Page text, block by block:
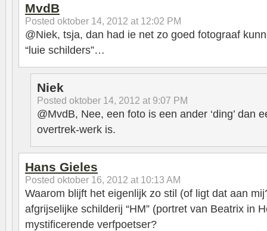
MvdB
Posted oktober 14, 2012 at 12:02 PM
@Niek, tsja, dan had ie net zo goed fotograaf
“luie schilders”…
Niek
Posted oktober 14, 2012 at 9:07 PM
@MvdB, Nee, een foto is een ander ‘ding’ dan
overtrek-werk is.
Hans Gieles
Posted oktober 16, 2012 at 10:13 AM
Waarom blijft het eigenlijk zo stil (of ligt dat aan
afgrijselijke schilderij “HM” (portret van Beatrix in
mystificerende verfpoetser?